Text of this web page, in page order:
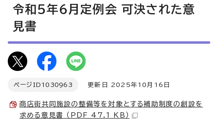
令和5年6月定例会 可決された意
見書
ページID 1030963 更新日 2025年10月16日
商店街共同施設の整備等を対象とする補助制度の創設を
求める意見書 （PDF 47.1 KB）